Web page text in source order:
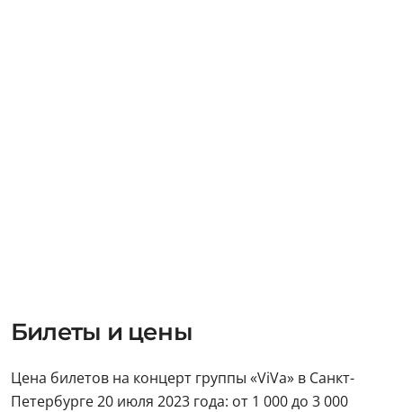
Билеты и цены
Цена билетов на концерт группы «ViVa» в Санкт-
Петербурге 20 июля 2023 года: от 1 000 до 3 000